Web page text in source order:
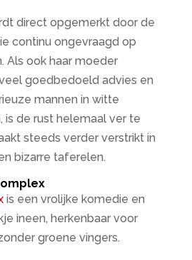
direct opgemerkt door de
continu ongevraagd op
Als ook haar moeder
goedbedoeld advies en
mannen in witte
is de rust helemaal ver te
steeds verder verstrikt in
bizarre taferelen.
is een vrolijke komedie en
ineen, herkenbaar voor
groene vingers.